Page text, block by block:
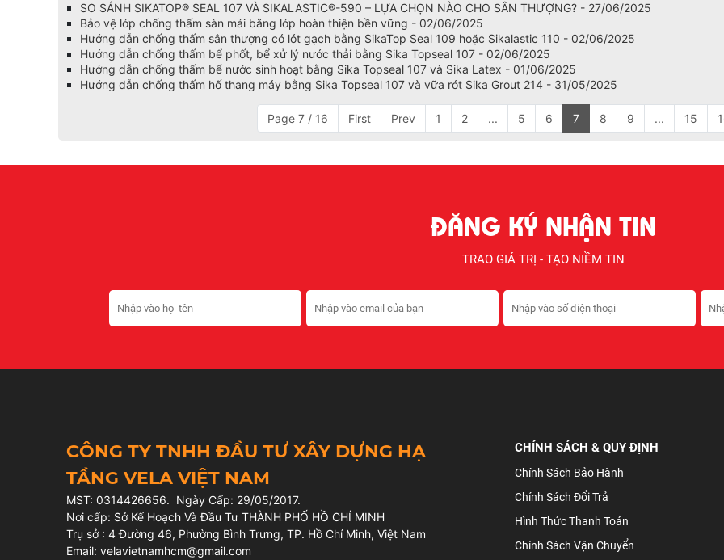
SO SÁNH SIKATOP® SEAL 107 VÀ SIKALASTIC®-590 – LỰA CHỌN NÀO CHO SÂN THƯỢNG? - 27/06/2025
Bảo vệ lớp chống thấm sàn mái bằng lớp hoàn thiện bền vững - 02/06/2025
Hướng dẫn chống thấm sân thượng có lót gạch bằng SikaTop Seal 109 hoặc Sikalastic 110 - 02/06/2025
Hướng dẫn chống thấm bể phốt, bể xử lý nước thải bằng Sika Topseal 107 - 02/06/2025
Hướng dẫn chống thấm bể nước sinh hoạt bằng Sika Topseal 107 và Sika Latex - 01/06/2025
Hướng dẫn chống thấm hố thang máy bằng Sika Topseal 107 và vữa rót Sika Grout 214 - 31/05/2025
Page 7 / 16 First Prev 1 2 ... 5 6 7 8 9 ... 15
ĐĂNG KÝ NHẬN TIN
TRAO GIÁ TRỊ - TẠO NIỀM TIN
CÔNG TY TNHH ĐẦU TƯ XÂY DỰNG HẠ
TẦNG VELA VIỆT NAM
MST: 0314426656. Ngày Cấp: 29/05/2017.
Nơi cấp: Sở Kế Hoạch Và Đầu Tư THÀNH PHỐ HỒ CHÍ MINH
Trụ sở : 4 Đường 46, Phường Bình Trưng, TP. Hồ Chí Minh, Việt Nam
Email: velavietnamhcm@gmail.com
CHÍNH SÁCH & QUY ĐỊNH
Chính Sách Bảo Hành
Chính Sách Đổi Trả
Hình Thức Thanh Toán
Chính Sách Vận Chuyển